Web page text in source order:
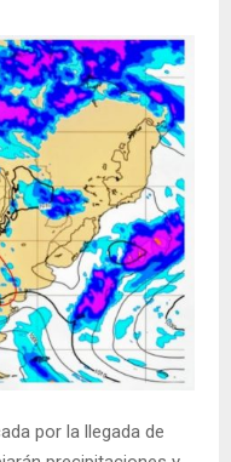
por la llegada de